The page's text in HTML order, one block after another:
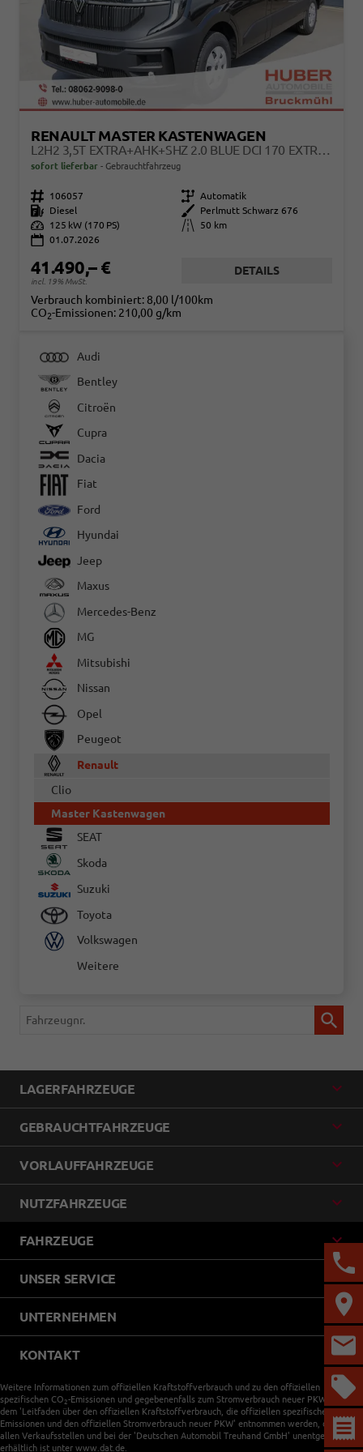
RENAULT MASTER KASTENWAGEN
L2H2 3,5T EXTRA+AHK+SHZ 2.0 BLUE DCI 170 EXTRA AUTOMATIK AHK/SHZ/KAMERA
sofort lieferbar Gebrauchtfahrzeug
Fahrzeugnr. 106057 Getriebe Automatik
Kraftstoff
Diesel Außenfarbe
Perlmutt Schwarz 676
Leistung
125 kW (170 PS) Kilometerstand
50 km
01.07.2026
41.490,– €
incl. 19% MwSt.
DETAILS
Verbrauch kombiniert: 8,00 l/100km
CO2-Emissionen: 210,00 g/km
Audi
Bentley
Citroën
Cupra
Dacia
Fiat
Ford
Hyundai
Jeep
Maxus
Mercedes-Benz
MG
Mitsubishi
Nissan
Opel
Peugeot
Renault
Clio
Master Kastenwagen
SEAT
Skoda
Suzuki
Toyota
Volkswagen
Weitere
Fahrzeugnr.
LAGERFAHRZEUGE
GEBRAUCHTFAHRZEUGE
VORLAUFFAHRZEUGE
NUTZFAHRZEUGE
FAHRZEUGE
UNSER SERVICE
UNTERNEHMEN
KONTAKT
Weitere Informationen zum offiziellen Kraftstoffverbrauch und zu den offiziellen
spezifischen CO 2-Emissionen und gegebenenfalls zum Stromverbrauch neuer PKW können
dem 'Leitfaden über den offiziellen Kraftstoffverbrauch, die offiziellen spezifischen CO
Emissionen und den offiziellen Stromverbrauch neuer PKW' entnommen werden, der an
allen Verkaufsstellen und bei der 'Deutschen Automobil Treuhand GmbH' unentgeltlich
erhältlich ist unter www.dat.de.